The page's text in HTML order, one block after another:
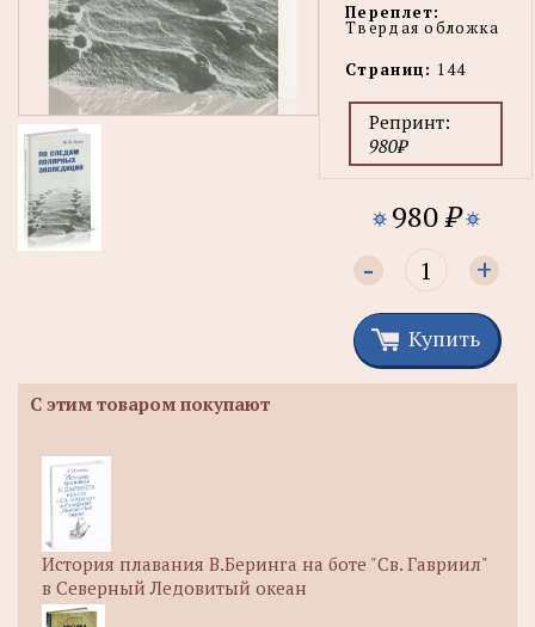
Переплет:
Твердая обложка
Страниц: 144
Репринт:
980₽
980₽
- +
Купить
С этим товаром покупают
История плавания В.Беринга на боте "Св. Гавриил"
в Северный Ледовитый океан